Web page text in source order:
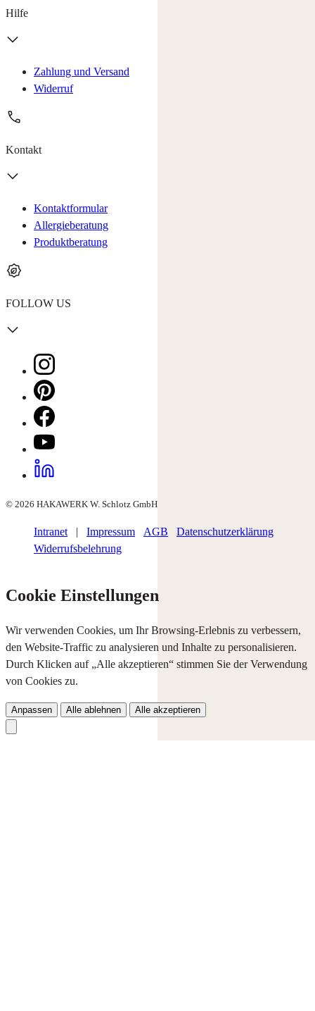
Hilfe
Zahlung und Versand
Widerruf
Kontakt
Kontaktformular
Allergieberatung
Produktberatung
FOLLOW US
© 2026 HAKAWERK W. Schlotz GmbH
Intranet | Impressum AGB
Datenschutzerklärung
Widerrufsbelehrung
Cookie Einstellungen
Wir verwenden Cookies, um Ihr Browsing-Erlebnis zu verbessern,
den Website-Traffic zu analysieren und Inhalte zu personalisieren.
Durch Klicken auf „Alle akzeptieren“ stimmen Sie der Verwendung
von Cookies zu.
Anpassen Alle ablehnen Alle akzeptieren